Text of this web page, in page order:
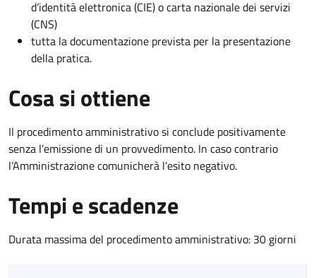
d’identità elettronica (CIE) o carta nazionale dei servizi
(CNS)
tutta la documentazione prevista per la presentazione
della pratica.
Cosa si ottiene
Il procedimento amministrativo si conclude positivamente
senza l’emissione di un provvedimento. In caso contrario
l’Amministrazione comunicherà l’esito negativo.
Tempi e scadenze
Durata massima del procedimento amministrativo: 30 giorni